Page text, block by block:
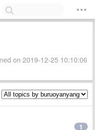
on 2019-12-25 10:10:06
1